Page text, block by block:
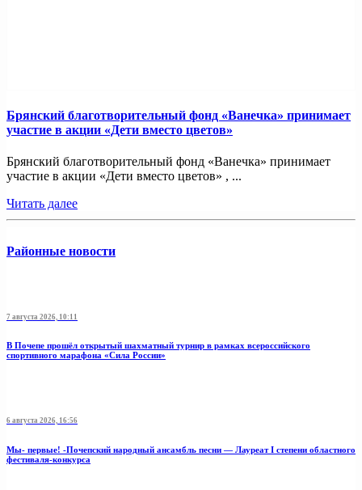
Брянский благотворительный фонд «Ванечка» принимает
участие в акции «Дети вместо цветов»
Брянский благотворительный фонд «Ванечка» принимает
участие в акции «Дети вместо цветов» , ...
Читать далее
Районные новости
7 августа 2026, 10:11
В Почепе прошёл открытый шахматный турнир в рамках всероссийского
спортивного марафона «Сила России»
6 августа 2026, 16:56
Мы- первые! -Почепский народный ансамбль песни — Лауреат I степени областного
фестиваля-конкурса